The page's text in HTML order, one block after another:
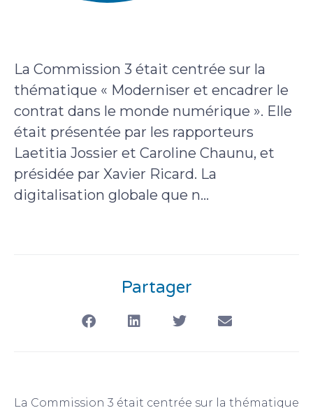
La Commission 3 était centrée sur la
thématique « Moderniser et encadrer le
contrat dans le monde numérique ». Elle
était présentée par les rapporteurs
Laetitia Jossier et Caroline Chaunu, et
présidée par Xavier Ricard. La
digitalisation globale que n...
Partager
La Commission 3 était centrée sur la thématique